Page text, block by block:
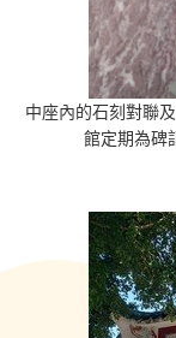
中座內的石刻對聯
館定期為碑